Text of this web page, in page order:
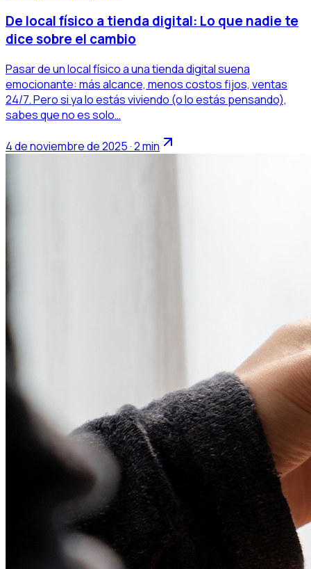
De local físico a tienda digital: Lo que nadie te
dice sobre el cambio
Pasar de un local físico a una tienda digital suena
emocionante: más alcance, menos costos fijos, ventas
24/7. Pero si ya lo estás viviendo (o lo estás pensando),
sabes que no es solo…
4 de noviembre de 2025 · 2 min